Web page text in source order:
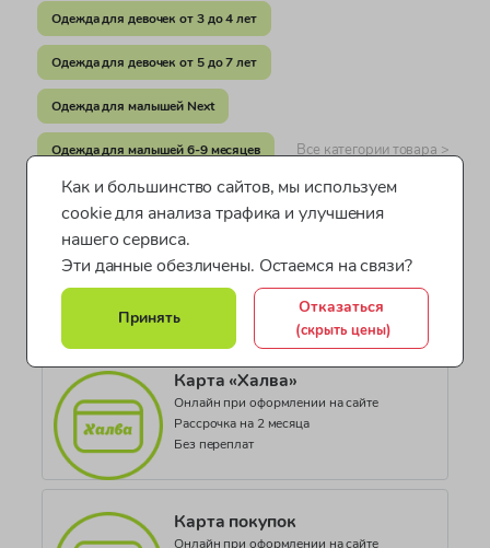
Бангладеш
Документ о соответствии
СЕАЭС KG417/035.GB.02.06700
Одежда для девочек от 3 до 4 лет
Одежда для девочек от 5 до 7 лет
Одежда для малышей Next
Одежда для малышей 6-9 месяцев Все категории товара >
Оплата после примерки
Наличный расчет
Карта «Халва»
Онлайн при оформлении на сайте
Рассрочка на 2 месяца
Без переплат
Карта покупок
Онлайн при оформлении на сайте
Как и большинство сайтов, мы используем
cookie для анализа трафика и улучшения
нашего сервиса.
Эти данные обезличены. Остаемся на связи?
Принять
Отказаться
(скрыть цены)